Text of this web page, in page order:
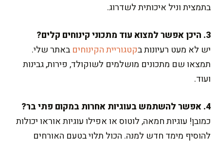
בתמצית וניל איכותית לשדרוג.
3. היכן אפשר למצוא עוד מתכוני קינוחים קלים?
יש לא מעט רעיונות בקטגוריית הקינוחים באתר שלי.
תמצאו שם מתכונים מושלמים לשוקולד, פירות, גבינות
ועוד.
4. אפשר להשתמש בעוגיות אחרות במקום פתי בר?
כמובן! עוגיות חמאה, לוטוס או אפילו עוגיות אוראו יכולות
להוסיף מימד חדש למנה. הכול תלוי בטעם האורחים